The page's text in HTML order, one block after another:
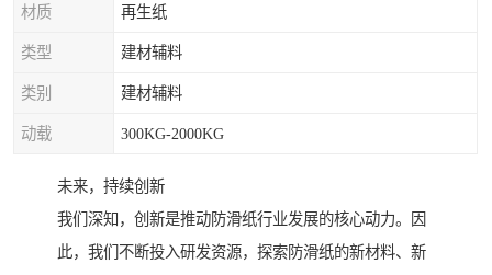
材质 再生纸
类型 建材辅料
类别 建材辅料
动载 300KG-2000KG
未来，持续创新
我们深知，创新是推动防滑纸行业发展的核心动力。因
此，我们不断投入研发资源，探索防滑纸的新材料、新